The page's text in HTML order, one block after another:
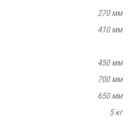
270 мм
410 мм
450 мм
700 мм
650 мм
5 кг